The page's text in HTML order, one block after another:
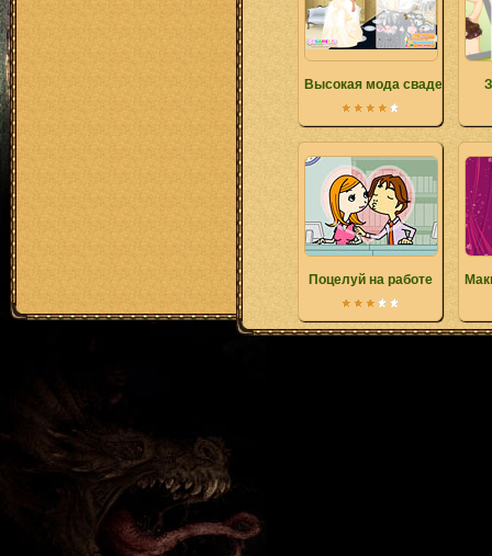
Высокая мода свадебных
Поцелуй на работе